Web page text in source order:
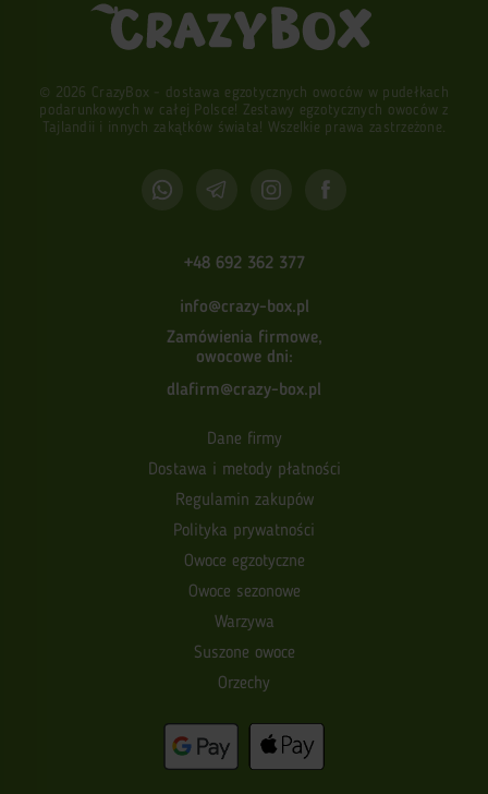
© 2026 CrazyBox - dostawa egzotycznych owoców w pudełkach
podarunkowych w całej Polsce! Zestawy egzotycznych owoców z
Tajlandii i innych zakątków świata! Wszelkie prawa zastrzeżone.
+48 692 362 377
info@crazy-box.pl
Zamówienia firmowe,
owocowe dni:
dlafirm@crazy-box.pl
Dane firmy
Dostawa i metody płatności
Regulamin zakupów
Polityka prywatności
Owoce egzotyczne
Owoce sezonowe
Warzywa
Suszone owoce
Orzechy